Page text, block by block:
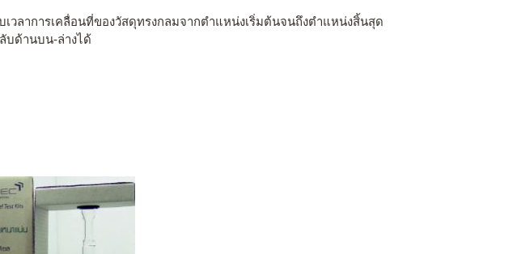
ลาการเคลื่อนที่ของวัสดุทรงกลมจากตำแหน่งเริ่มต้นจนถึงตำแหน่งสิ้นสุด
บด้านบน-ล่างได้